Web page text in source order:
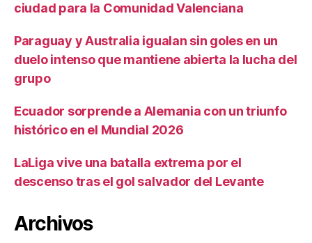
ciudad para la Comunidad Valenciana
Paraguay y Australia igualan sin goles en un
duelo intenso que mantiene abierta la lucha del
grupo
Ecuador sorprende a Alemania con un triunfo
histórico en el Mundial 2026
LaLiga vive una batalla extrema por el
descenso tras el gol salvador del Levante
Archivos